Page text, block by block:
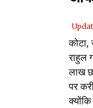
कोटा,
राहुल
लाख
पर